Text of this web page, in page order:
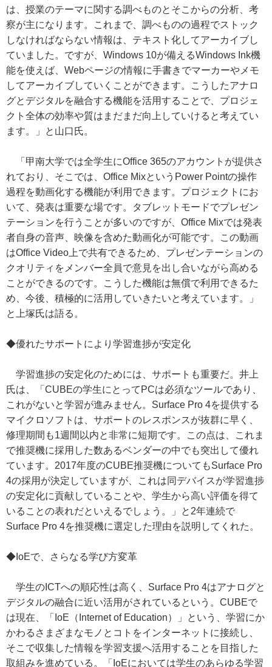
は、授業のテーマに関する調べものとそこからの分析、考
察が主になります。これまで、調べものの過程でストック
しなければならない情報は、テキスト化してアーカイブし
ていました。ですが、Windows 10が備えるWindows Ink機
能を使えば、Webページの情報に手書きでマーカーやメモ
してアーカイブしていくことができます。こうしたアナロ
グとデジタルを融合する機能を活用することで、プロジェ
クト全体の効率や質はまだまだ向上していけると考えてい
ます。」と山口氏。
「甲南大学では全学生にOffice 365のアカウントが提供さ
れており、そこでは、Office MixというPower Pointの操作
過程を動画化する機能が利用できます。プロジェクトにお
いて、発表は重要な場です。タブレットモードでプレゼン
テーションを行うことが多いのですが、Office Mixでは発表
者自身の音声、映像を含めた動画化が可能です。この動画
はOffice Video上で共有できるため、プレゼンテーションの
クオリティをメンバー全員で意見を出し合いながら高める
ことができるのです。こうした機能は無償で利用できるた
め、今後、積極的に活用していきたいと考えています。」
と上塚氏は語る。
◆優れたサポートにより学習進捗が安定化
学習進捗の安定化のためには、サポートも重要だ。井上
氏は、「CUBEの学生にとってPCは必須なツールであり、
これがないと学習が進みません。Surface Pro 4を提供する
マイクロソフトは、サポートのレスポンスが抜群に早く、
修理期間も1週間以内と非常に短期です。この点は、これま
で推奨機に採用した数あるベンダーの中でも突出して優れ
ています。2017年度のCUBE推奨機についてもSurface Pro
4の採用が決定していますが、これは同デバイスが学習進捗
の安定化に貢献していることや、学生から高い評価を得て
いることの表れだといえるでしょう。」と2年連続で
Surface Pro 4を推奨機に選定した理由を説明してくれた。
◆IoEで、さらなる学び方変革
学生のICTへの順応性は高く、Surface Pro 4はアナログと
デジタルの融合に近い活用がされているという。CUBEで
は現在、「IoE（Internet of Education）」という、学習にか
かわるさまざまなモノとコトをインターネットに接続し、
そこで収集した情報を学習支援へ活用することを目指した
取組みを進めている。「IoEにおいては学生のあらゆる学習